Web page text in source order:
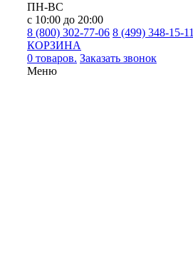
ПН-ВС
с 10:00 до 20:00
8 (800) 302-77-06 8 (499) 348-15-11
КОРЗИНА
0 товаров. Заказать звонок
Меню